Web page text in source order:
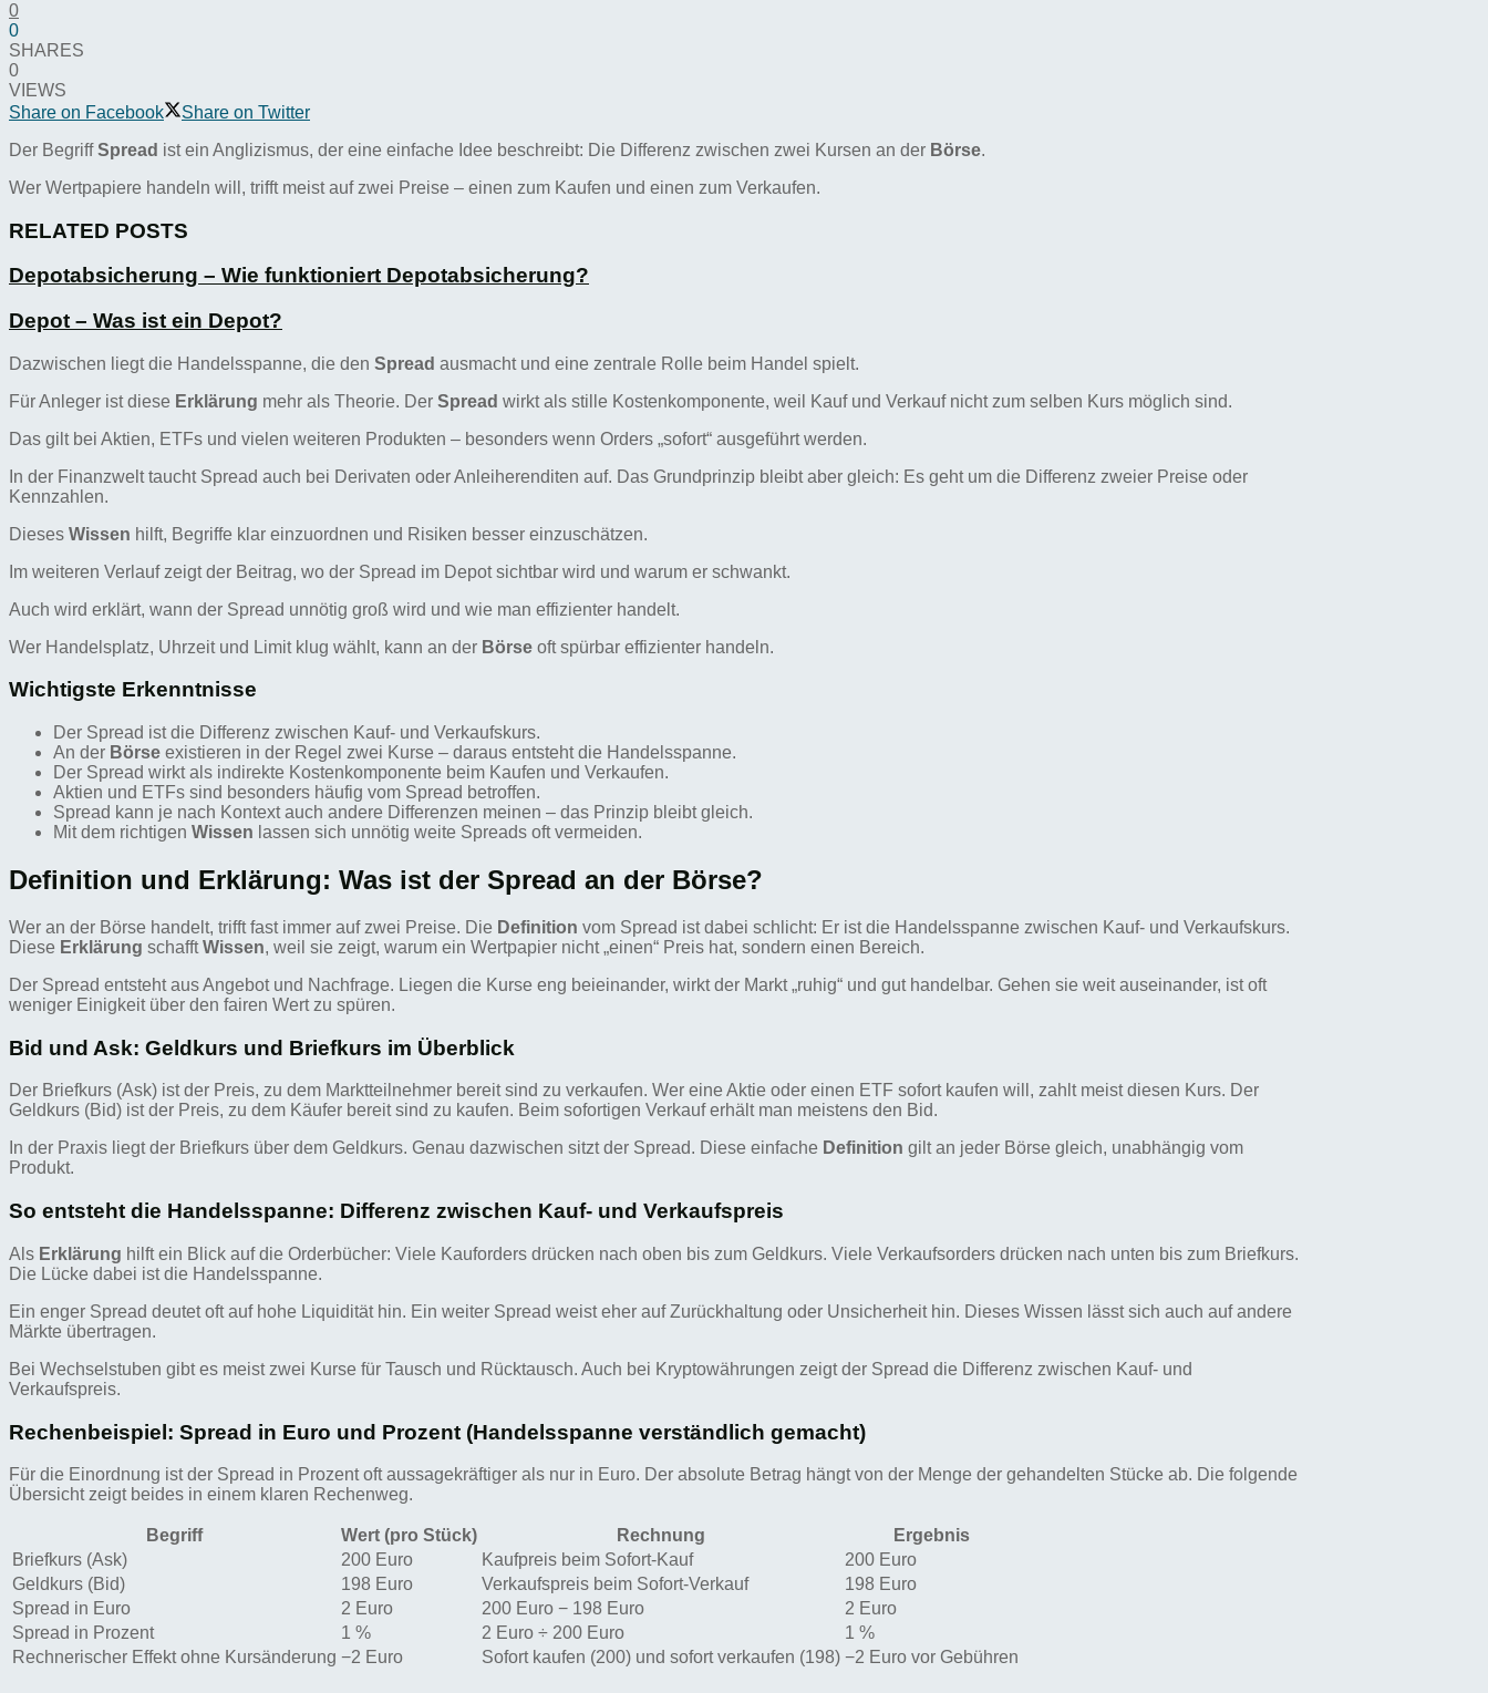
0
0
SHARES
0
VIEWS
Share on Facebook
Share on Twitter
Der BegriffSpread ist ein Anglizismus, der eine einfache Idee beschreibt: Die Differenz zwischen zwei Kursen an der Börse.
Wer Wertpapiere handeln will, trifft meist auf zwei Preise – einen zum Kaufen und einen zum Verkaufen.
RELATED POSTS
Depotabsicherung – Wie funktioniert Depotabsicherung?
Depot – Was ist ein Depot?
Dazwischen liegt die Handelsspanne, die den Spread ausmacht und eine zentrale Rolle beim Handel spielt.
Für Anleger ist diese Erklärung mehr als Theorie. Der Spread wirkt als stille Kostenkomponente, weil Kauf und Verkauf nicht zum selben Kurs möglich sind.
Das gilt bei Aktien, ETFs und vielen weiteren Produkten – besonders wenn Orders „sofort“ ausgeführt werden.
In der Finanzwelt taucht Spread auch bei Derivaten oder Anleiherenditen auf. Das Grundprinzip bleibt aber gleich: Es geht um die Differenz zweier Preise oder
Kennzahlen.
Dieses Wissen hilft, Begriffe klar einzuordnen und Risiken besser einzuschätzen.
Im weiteren Verlauf zeigt der Beitrag, wo der Spread im Depot sichtbar wird und warum er schwankt.
Auch wird erklärt, wann der Spread unnötig groß wird und wie man effizienter handelt.
Wer Handelsplatz, Uhrzeit und Limit klug wählt, kann an der Börse oft spürbar effizienter handeln.
Wichtigste Erkenntnisse
Der Spread ist die Differenz zwischen Kauf- und Verkaufskurs.
An der Börse existieren in der Regel zwei Kurse – daraus entsteht die Handelsspanne.
Der Spread wirkt als indirekte Kostenkomponente beim Kaufen und Verkaufen.
Aktien und ETFs sind besonders häufig vom Spread betroffen.
Spread kann je nach Kontext auch andere Differenzen meinen – das Prinzip bleibt gleich.
Mit dem richtigen Wissen lassen sich unnötig weite Spreads oft vermeiden.
Definition und Erklärung: Was ist der Spread an der Börse?
Wer an der Börse handelt, trifft fast immer auf zwei Preise. Die Definition vom Spread ist dabei schlicht: Er ist die Handelsspanne zwischen Kauf- und Verkaufskurs.
Diese Erklärung schafftWissen, weil sie zeigt, warum ein Wertpapier nicht „einen“ Preis hat, sondern einen Bereich.
Der Spread entsteht aus Angebot und Nachfrage. Liegen die Kurse eng beieinander, wirkt der Markt „ruhig“ und gut handelbar. Gehen sie weit auseinander, ist oft
weniger Einigkeit über den fairen Wert zu spüren.
Bid und Ask: Geldkurs und Briefkurs im Überblick
Der Briefkurs (Ask) ist der Preis, zu dem Marktteilnehmer bereit sind zu verkaufen. Wer eine Aktie oder einen ETF sofort kaufen will, zahlt meist diesen Kurs. Der
Geldkurs (Bid) ist der Preis, zu dem Käufer bereit sind zu kaufen. Beim sofortigen Verkauf erhält man meistens den Bid.
In der Praxis liegt der Briefkurs über dem Geldkurs. Genau dazwischen sitzt der Spread. Diese einfache Definition gilt an jeder Börse gleich, unabhängig vom
Produkt.
So entsteht die Handelsspanne: Differenz zwischen Kauf- und Verkaufspreis
Als Erklärung hilft ein Blick auf die Orderbücher: Viele Kauforders drücken nach oben bis zum Geldkurs. Viele Verkaufsorders drücken nach unten bis zum Briefkurs.
Die Lücke dabei ist die Handelsspanne.
Ein enger Spread deutet oft auf hohe Liquidität hin. Ein weiter Spread weist eher auf Zurückhaltung oder Unsicherheit hin. Dieses Wissen lässt sich auch auf andere
Märkte übertragen.
Bei Wechselstuben gibt es meist zwei Kurse für Tausch und Rücktausch. Auch bei Kryptowährungen zeigt der Spread die Differenz zwischen Kauf- und
Verkaufspreis.
Rechenbeispiel: Spread in Euro und Prozent (Handelsspanne verständlich gemacht)
Für die Einordnung ist der Spread in Prozent oft aussagekräftiger als nur in Euro. Der absolute Betrag hängt von der Menge der gehandelten Stücke ab. Die folgende
Übersicht zeigt beides in einem klaren Rechenweg.
Begriff Wert (pro Stück) Rechnung
Ergebnis
Briefkurs (Ask)
200 Euro Kaufpreis beim Sofort-Kauf
200 Euro
Geldkurs (Bid)
198 Euro Verkaufspreis beim Sofort-Verkauf
198 Euro
Spread in Euro
2 Euro 200 Euro − 198 Euro
2 Euro
Spread in Prozent
1 % 2 Euro ÷ 200 Euro
1 %
Rechnerischer Effekt ohne Kursänderung −2 Euro Sofort kaufen (200) und sofort verkaufen (198) −2 Euro vor Gebühren